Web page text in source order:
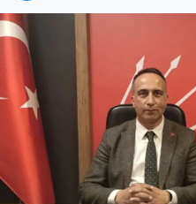
Dodurga Haberleri
Ekonomi
Güncel
Haber Arşivi